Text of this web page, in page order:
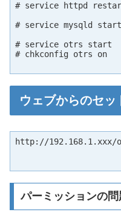
# service httpd
# service mysqld start
# service otrs start
# chkconfig otrs on
ウェブからのセッ
http://
パーミッションの